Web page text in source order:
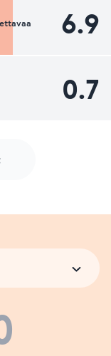
6.9
0.7